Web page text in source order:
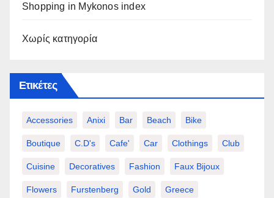
Shopping in Mykonos index
Χωρίς κατηγορία
Ετικέτες
Accessories Anixi Bar Beach Bike
Boutique C.d's Cafe' Car Clothings Club
Cuisine Decoratives Fashion Faux Bijoux
Flowers Furstenberg Gold Greece